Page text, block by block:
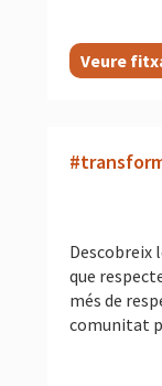
Veure
Descobreix
que
més de
comunitat